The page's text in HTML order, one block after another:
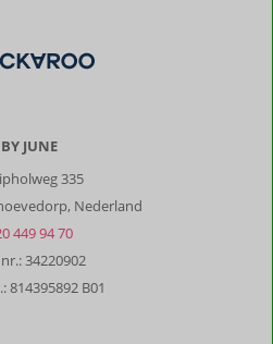
BY JUNE
335
Nederland
449 94 70
34220902
814395892 B01